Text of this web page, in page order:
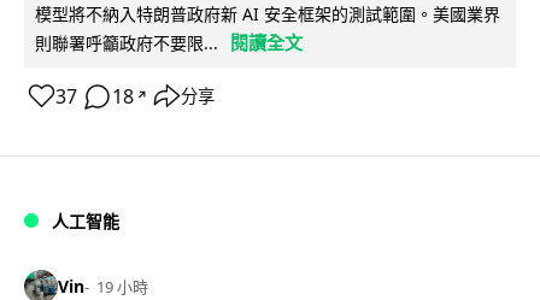
模型將不納入特朗普政府新 AI 安全框架的測試範圍。美國業界
則聯署呼籲政府不要限...
閱讀全文
37 18 ↗ 分享
人工智能
Vin 19 小時